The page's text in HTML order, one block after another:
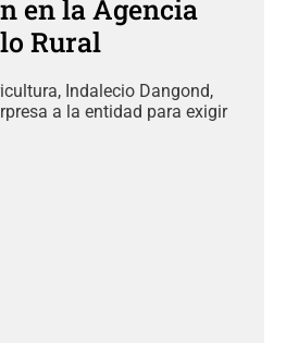
en la Agencia
Rural
Indalecio Dangond,
a la entidad para exigir